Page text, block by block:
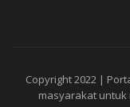
Copyright 2022 |
masyarakat